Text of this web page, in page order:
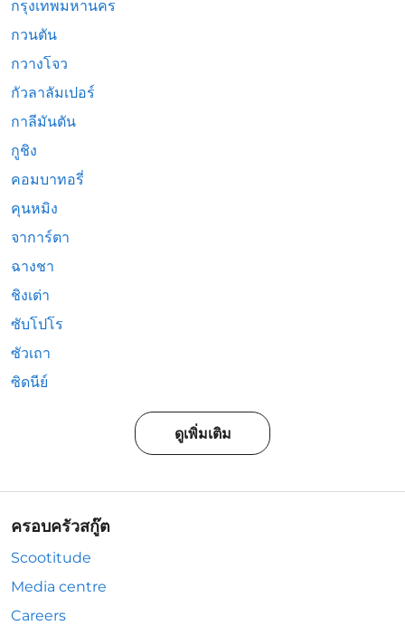
กรุงเทพมหานคร
กวนตัน
กวางโจว
กัวลาลัมเปอร์
กาลีมันตัน
กูชิง
คอมบาทอรี่
คุนหมิง
จาการ์ตา
ฉางชา
ชิงเต่า
ซับโปโร
ซัวเถา
ซิดนีย์
ดูเพิ่มเติม
ครอบครัวสกู๊ต
Scootitude
Media centre
Careers